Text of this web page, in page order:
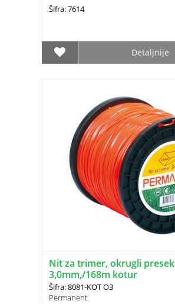
Šifra: 7614
Detaljnije
Nit za trimer, okrugli presek
3,0mm,/168m kotur
Šifra: 8081-KOT O3
Permanent